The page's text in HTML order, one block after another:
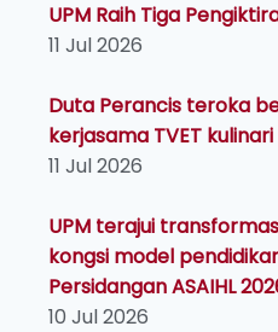
UPM Raih Tiga
11 Jul 2026
Duta Perancis teroka
kerjasama TVET
11 Jul 2026
UPM terajui
kongsi model
Persidangan ASAIHL
10 Jul 2026